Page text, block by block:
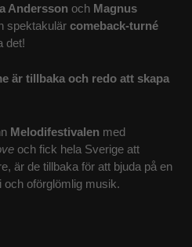
Andersson och Magnus
spektakulär comeback-turné
det!
är tillbaka och redo att skapa
Melodifestivalen med
och fick hela Sverige att
är de tillbaka för att bjuda på en
och oförglömlig musik.